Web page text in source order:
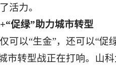
活力。
促绿”助力城市转型
可以“生金”，还可以“促
市转型战正在打响。山